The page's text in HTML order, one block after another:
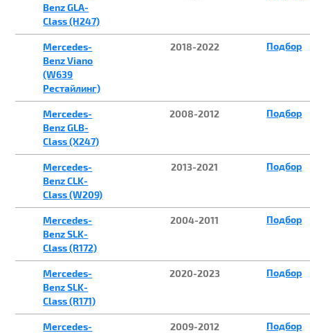
Benz GLA-
Class (H247)
Mercedes-
Benz Viano
(W639
Рестайлинг)
2018-2022 Подбор
Mercedes-
Benz GLB-
Class (X247)
2008-2012 Подбор
Mercedes-
Benz CLK-
Class (W209)
2013-2021 Подбор
Mercedes-
Benz SLK-
Class (R172)
2004-2011 Подбор
Mercedes-
Benz SLK-
Class (R171)
2020-2023 Подбор
Mercedes- 2009-2012 Подбор